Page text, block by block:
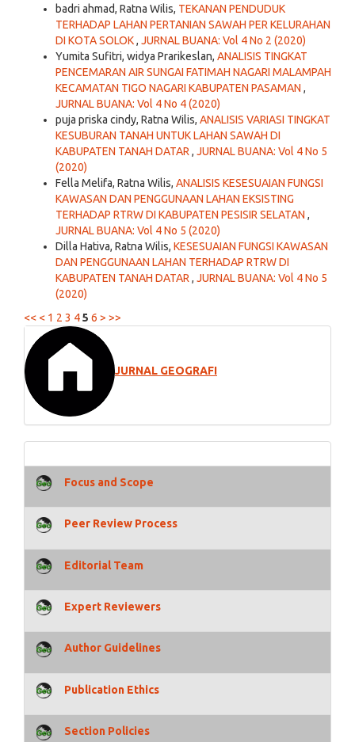
badri ahmad, Ratna Wilis, TEKANAN PENDUDUK
TERHADAP LAHAN PERTANIAN SAWAH PER KELURAHAN
DI KOTA SOLOK, JURNAL BUANA: Vol 4 No 2 (2020)
Yumita Sufitri, widya Prarikeslan, ANALISIS TINGKAT
PENCEMARAN AIR SUNGAI FATIMAH NAGARI MALAMPAH
KECAMATAN TIGO NAGARI KABUPATEN PASAMAN ,
JURNAL BUANA: Vol 4 No 4 (2020)
puja priska cindy, Ratna Wilis, ANALISIS VARIASI TINGKAT
KESUBURAN TANAH UNTUK LAHAN SAWAH DI
KABUPATEN TANAH DATAR , JURNAL BUANA: Vol 4 No 5
(2020)
Fella Melifa, Ratna Wilis, ANALISIS KESESUAIAN FUNGSI
KAWASAN DAN PENGGUNAAN LAHAN EKSISTING
TERHADAP RTRW DI KABUPATEN PESISIR SELATAN ,
JURNAL BUANA: Vol 4 No 5 (2020)
Dilla Hativa, Ratna Wilis, KESESUAIAN FUNGSI KAWASAN
DAN PENGGUNAAN LAHAN TERHADAP RTRW DI
KABUPATEN TANAH DATAR , JURNAL BUANA: Vol 4 No 5
(2020)
<< < 1 2 3 45 6 > >>
JURNAL GEOGRAFI
Focus and Scope
Peer Review Process
Editorial Team
Expert Reviewers
Author Guidelines
Publication Ethics
Section Policies